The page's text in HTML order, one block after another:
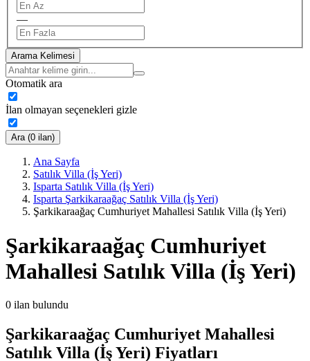
—
Arama Kelimesi
Otomatik ara
İlan olmayan seçenekleri gizle
Ara (0 ilan)
Ana Sayfa
Satılık Villa (İş Yeri)
Isparta Satılık Villa (İş Yeri)
Isparta Şarkikaraağaç Satılık Villa (İş Yeri)
Şarkikaraağaç Cumhuriyet Mahallesi Satılık Villa (İş Yeri)
Şarkikaraağaç Cumhuriyet
Mahallesi Satılık Villa (İş Yeri)
0 ilan bulundu
Şarkikaraağaç Cumhuriyet Mahallesi
Satılık Villa (İş Yeri) Fiyatları